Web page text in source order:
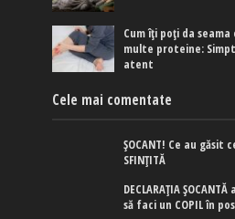
Cum îți poți da
multe proteine:
atent
Cele mai comentate
ȘOCANT! Ce au găsit
SFINȚITĂ
DECLARAȚIA
să faci un COPIL în